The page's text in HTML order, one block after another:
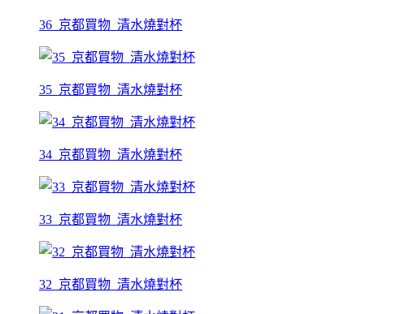
36_京都買物_清水燒對杯
35_京都買物_清水燒對杯
34_京都買物_清水燒對杯
33_京都買物_清水燒對杯
32_京都買物_清水燒對杯